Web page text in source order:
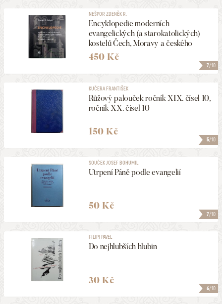
7/10
NEŠPOR ZDENĚK R.
Encyklopedie moderních
evangelických (a starokatolických)
kostelů Čech, Moravy a českého
Slezska
450 Kč
5/10
KUČERA FRANTIŠEK
Růžový palouček ročník XIX. čísel 10,
ročník XX. čísel 10
150 Kč
7/10
SOUČEK JOSEF BOHUMIL
Utrpení Páně podle evangelií
50 Kč
6/10
FILIPI PAVEL
Do nejhlubších hlubin
30 Kč